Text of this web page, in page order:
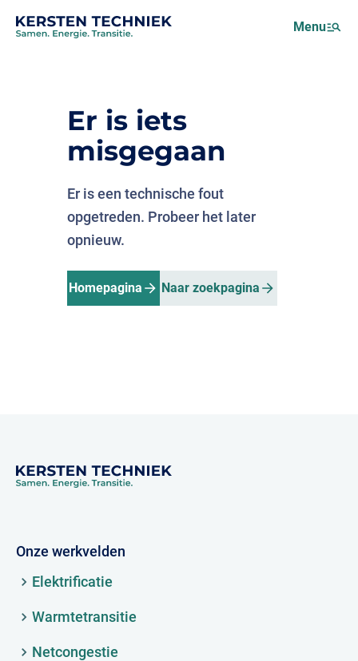
Over ons
Projecten
Menu
Er is iets
misgegaan
Er is een technische fout
opgetreden. Probeer het later
opnieuw.
Homepagina Naar zoekpagina
Onze werkvelden
Elektrificatie
Warmtetransitie
Netcongestie